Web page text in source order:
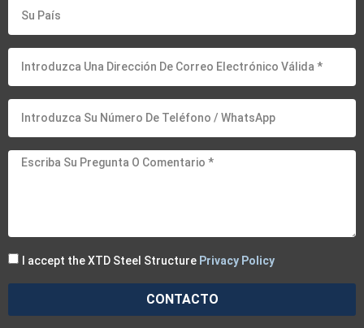
I accept the XTD Steel Structure Privacy Policy
CONTACTO